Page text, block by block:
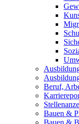
Beruf,
Bauen &
Bauen &